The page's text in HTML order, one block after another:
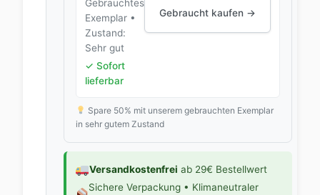
Gebrauchtes
Exemplar •
Zustand:
Sehr gut
✓ Sofort
lieferbar
Gebraucht kaufen →
Spare 50% mit unserem gebrauchten Exemplar
in sehr gutem Zustand
Versandkostenfrei ab 29€ Bestellwert
Sichere Verpackung • Klimaneutraler